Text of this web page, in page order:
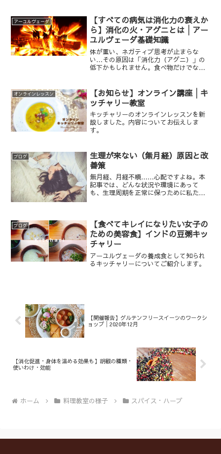
アーユルヴェーダ
【すべての病気は消化力の衰えか
ら】消化の火・アグニとは│アー
ユルヴェーダ基礎知識
体が重い、ネガティブ思考が止まらな
い…その原因は「消化力（アグニ）」の
低下かもしれません。食べ物だけでな
素（アーマ）を溜めないための具体的な
リカバリ法をご紹介します。体が重い、
ネガティブ思考が止まらない…その原因
は「消化力（アグニ）」の低下かもしれ
ません。食べ物だけでなく、感情や経験
の消化も司るアグニの正体とは？アーユ
紹介します。
オンラインレッスン
【お知らせ】オンライン講座│キ
ッチャリー教室
キッチャリーのオンラインレッスンを新
設しました。内容についてお伝えしま
す。
ブログ
生理が来ない（無月経）原因と改
善策
無月経、月経不順……心配ですよね。本
記事では、どんな状況や環境にあって
も、生理周期を正常に保つために私たち
ブログ
【食べてキレイになりたい女子の
ための美容食】インドの豆粥キッ
チャリー
アーユルヴェーダの養成食として知られ
るキッチャリーについてご紹介します。
【開催報告】グルテンフリースイーツのワークシ
ョップ│2020年12月
【消化促進・身体を温める効果も】胡椒の種類・
使いわけ・効能
ホーム 料理教室の様子 スパイス・ハーブ